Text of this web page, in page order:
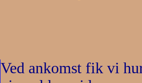
Ved ankomst fik vi